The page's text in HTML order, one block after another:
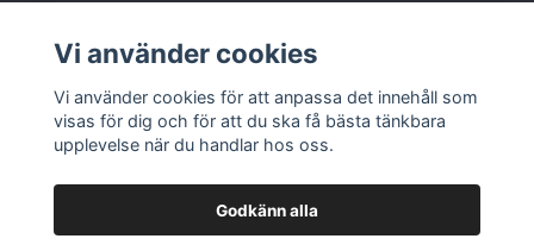
Sociala medier
Vi använder cookies
Vi använder cookies för att anpassa det innehåll som
visas för dig och för att du ska få bästa tänkbara
upplevelse när du handlar hos oss.
Godkänn alla